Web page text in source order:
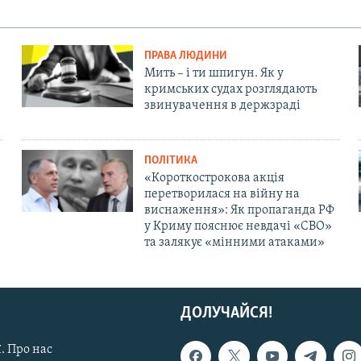
ПРАВА ЛЮДИНИ
Мить – і ти шпигун. Як у
кримських судах розглядають
звинувачення в держзраді
ПОЛІТИКА
«Короткострокова акція
перетворилася на війну на
виснаження»: Як пропаганда РФ
у Криму пояснює невдачі «СВО»
та залякує «мінними атаками»
ДОЛУЧАЙСЯ!
Про нас